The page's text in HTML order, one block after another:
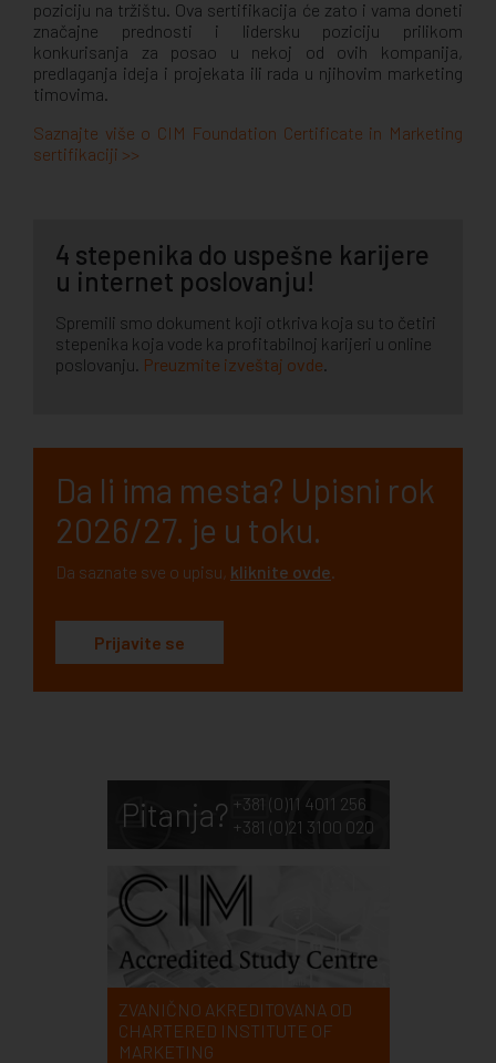
Pitanja? +381 (0)11 4011 256
+381 (0)21 3100 020
ZVANIČNO AKREDITOVANA OD
CHARTERED INSTITUTE OF
MARKETING
poziciju na tržištu. Ova sertifikacija će zato i vama doneti
značajne prednosti i lidersku poziciju prilikom
konkurisanja za posao u nekoj od ovih kompanija,
predlaganja ideja i projekata ili rada u njihovim marketing
timovima.
Saznajte više o CIM Foundation Certificate in Marketing
sertifikaciji >>
4 stepenika do uspešne karijere
u internet poslovanju!
Spremili smo dokument koji otkriva koja su to četiri
stepenika koja vode ka profitabilnoj karijeri u online
poslovanju. Preuzmite izveštaj ovde.
Da li ima mesta? Upisni rok
2026/27. je u toku.
Da saznate sve o upisu, kliknite ovde.
Prijavite se